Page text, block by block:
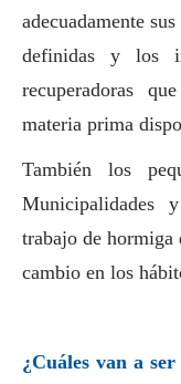
adecuadamente sus
definidas y los
recuperadoras
materia prima
También los
Municipalidades
trabajo de hormiga
cambio en los
¿Cuáles van a